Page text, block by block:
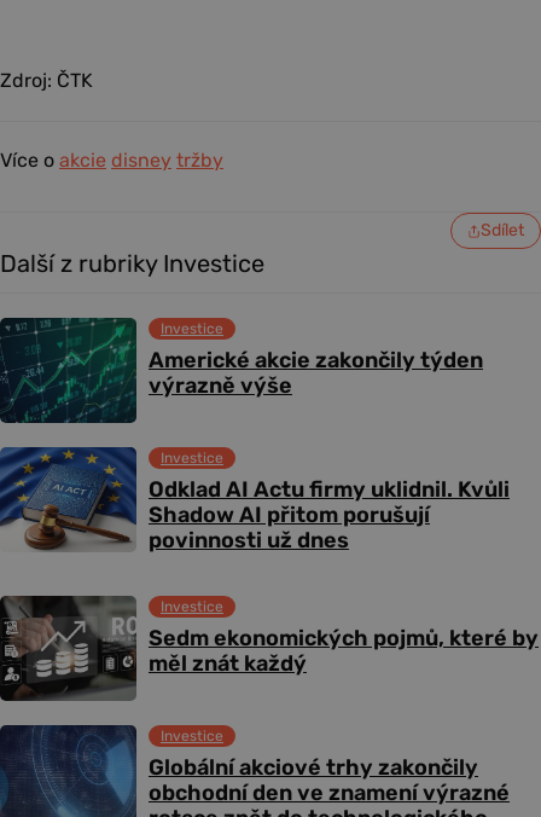
Zdroj: ČTK
Více o akcie disney tržby
Sdílet
Další z rubriky Investice
Americké akcie zakončily týden
výrazně výše
Investice
Odklad AI Actu firmy uklidnil. Kvůli
Shadow AI přitom porušují
povinnosti už dnes
Investice
Sedm ekonomických pojmů, které by
měl znát každý
Investice
Globální akciové trhy zakončily
obchodní den ve znamení výrazné
Investice